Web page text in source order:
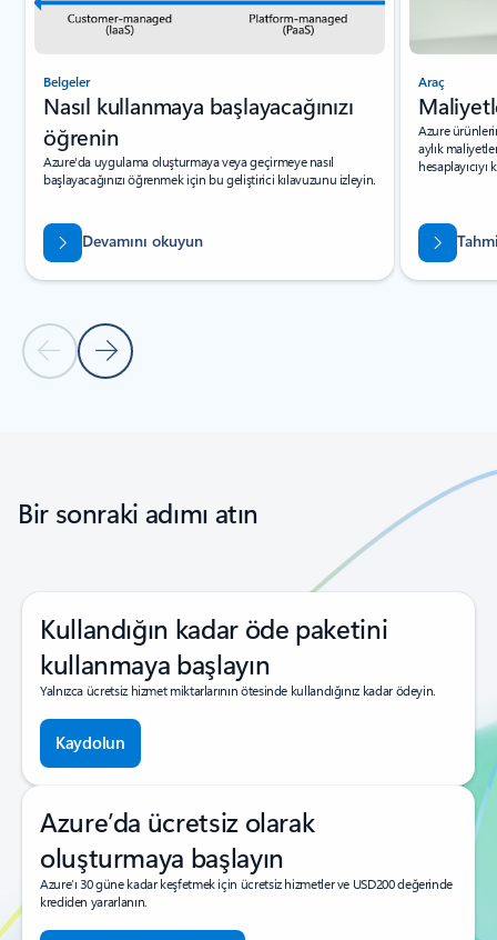
Önceki SlaytSonraki Slayt
Belgeler
Nasıl kullanmaya başlayacağınızı
öğrenin
Azure'da uygulama oluşturmaya veya geçirmeye nasıl
başlayacağınızı öğrenmek için bu geliştirici kılavuzunu izleyin.
Devamını okuyun
Araç
Azure
aylık
hesaplayıcıyı
Bir sonraki adımı atın
Kullandığın kadar öde paketini
kullanmaya başlayın
Yalnızca ücretsiz hizmet miktarlarının ötesinde kullandığınız kadar ödeyin.
Kaydolun
Azure’da ücretsiz olarak
oluşturmaya başlayın
Azure’ı 30 güne kadar keşfetmek için ücretsiz hizmetler ve USD200 değerinde
krediden yararlanın.